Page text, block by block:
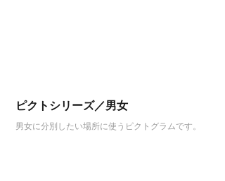
ピクトシリーズ／男女
男女に分別したい場所に使うピクトグラムです。